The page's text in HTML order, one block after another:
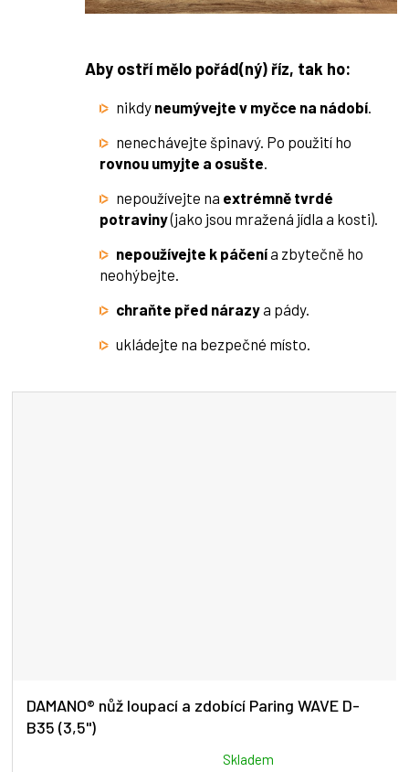
Aby ostří mělo pořád(ný) říz, tak ho:
nikdy neumývejte v myčce na nádobí
nenechávejte špinavý. Po použití ho
rovnou umyjte a osušte
nepoužívejte na extrémně tvrdé
potraviny(jako jsou mražená jídla a kosti).
nepoužívejte k páčenía zbytečně ho
neohýbejte.
chraňte před nárazya pády.
ukládejte na bezpečné místo.
DAMANO® nůž loupací a zdobící Paring WAVE D-
B35 (3,5")
Skladem